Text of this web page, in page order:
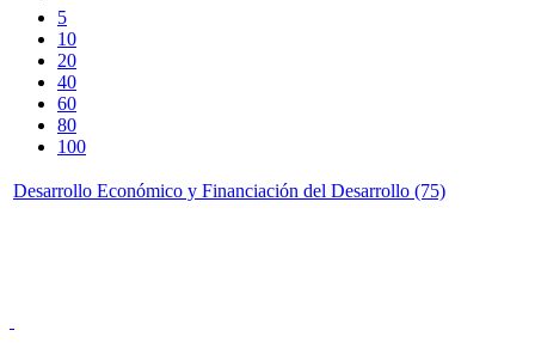
5
10
20
40
60
80
100
Desarrollo Económico y Financiación del Desarrollo (75)